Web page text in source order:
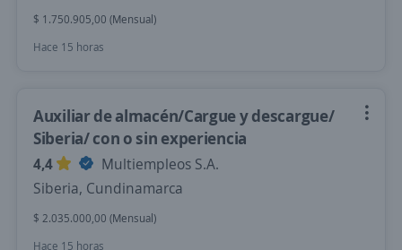
$ 1.750.905,00 (Mensual)
Hace 15 horas
Auxiliar de almacén/Cargue y descargue/
Siberia/ con o sin experiencia
4,4
Multiempleos S.A.
Siberia, Cundinamarca
$ 2.035.000,00 (Mensual)
Hace 15 horas